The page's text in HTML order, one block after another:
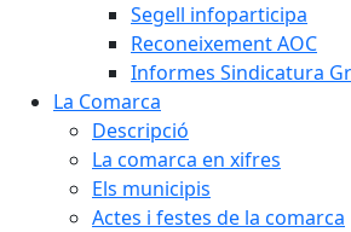
Segell infoparticipa
Reconeixement AOC
Informes Sindicatura
La Comarca
Descripció
La comarca en xifres
Els municipis
Actes i festes de la comarca